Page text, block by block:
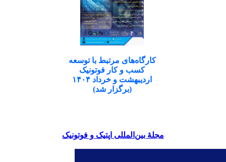
کارگاه‌های مرتبط با توسعه
کسب و کار فوتونیک
اردیبهشت و خرداد ۱۴۰۴
(برگزار شد)
مجلۀ بین‌المللی اپتیک و فوتونیک